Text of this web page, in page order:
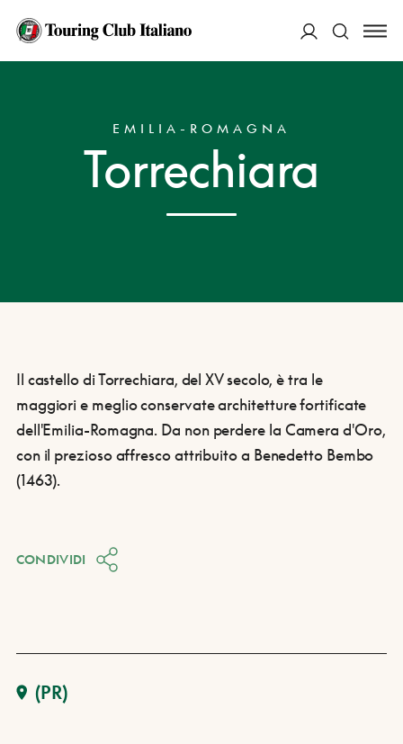
HOME
EMILIA-ROMAGNA
Torrechiara
Il castello di Torrechiara, del XV secolo, è tra le
maggiori e meglio conservate architetture fortificate
dell'Emilia-Romagna. Da non perdere la Camera d'Oro,
con il prezioso affresco attribuito a Benedetto Bembo
(1463).
CONDIVIDI
(PR)